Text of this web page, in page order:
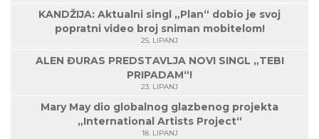
KANDŽIJA: Aktualni singl „Plan“ dobio je svoj
popratni video broj sniman mobitelom!
25. LIPANJ
ALEN ĐURAS PREDSTAVLJA NOVI SINGL „TEBI
PRIPADAM“!
23. LIPANJ
Mary May dio globalnog glazbenog projekta
„International Artists Project“
18. LIPANJ